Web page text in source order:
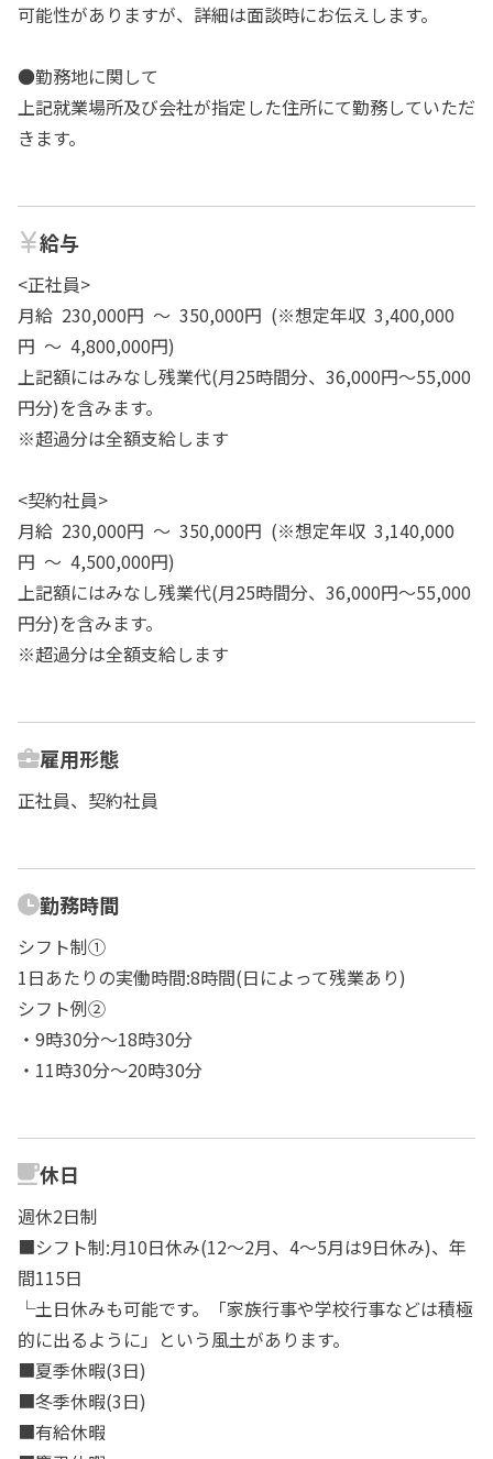
可能性がありますが、詳細は面談時にお伝えします。
●勤務地に関して
上記就業場所及び会社が指定した住所にて勤務していただ
きます。
給与
<正社員>
月給 230,000円 ～ 350,000円 (※想定年収 3,400,000
円 ～ 4,800,000円)
上記額にはみなし残業代(月25時間分、36,000円～55,000
円分)を含みます。
※超過分は全額支給します
<契約社員>
月給 230,000円 ～ 350,000円 (※想定年収 3,140,000
円 ～ 4,500,000円)
上記額にはみなし残業代(月25時間分、36,000円～55,000
円分)を含みます。
※超過分は全額支給します
雇用形態
正社員、契約社員
勤務時間
シフト制①
1日あたりの実働時間:8時間(日によって残業あり)
シフト例②
・9時30分～18時30分
・11時30分～20時30分
休日
週休2日制
■シフト制:月10日休み(12～2月、4～5月は9日休み)、年
間115日
└土日休みも可能です。「家族行事や学校行事などは積極
的に出るように」という風土があります。
■夏季休暇(3日)
■冬季休暇(3日)
■有給休暇